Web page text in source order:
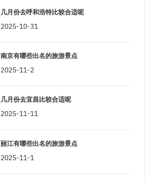
几月份去呼和浩特比较合适呢
2025-10-31
南京有哪些出名的旅游景点
2025-11-2
几月份去宜昌比较合适呢
2025-11-11
丽江有哪些出名的旅游景点
2025-11-1